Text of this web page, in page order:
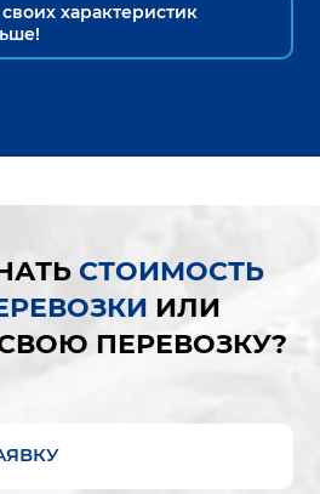
характеристик
СТОИМОСТЬ
ИЛИ
ПЕРЕВОЗКУ?